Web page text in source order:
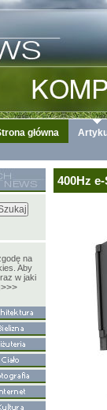
główna
400Hz
na
Aby
w jaki